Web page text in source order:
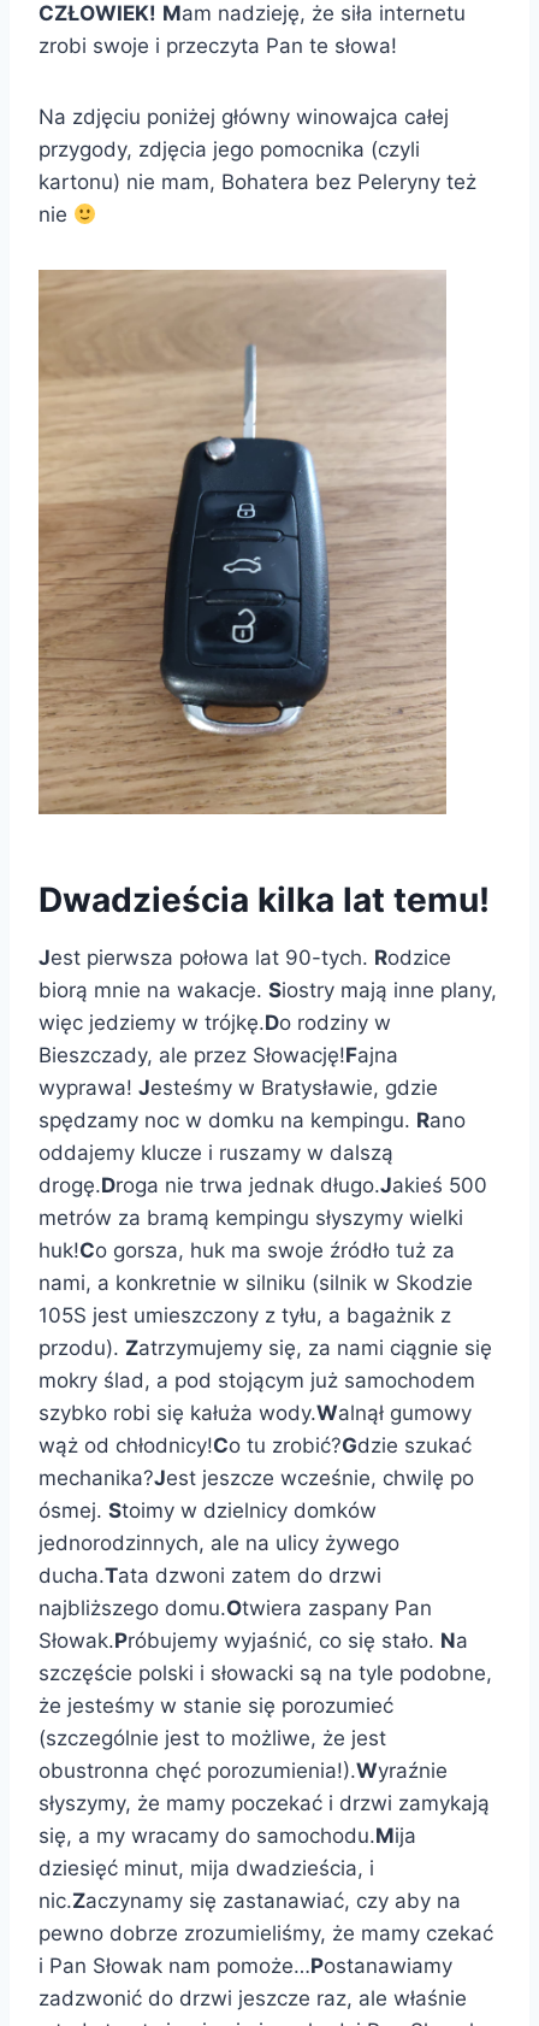
CZŁOWIEK! Mam nadzieję, że siła internetu
zrobi swoje i przeczyta Pan te słowa!
Na zdjęciu poniżej główny winowajca całej
przygody, zdjęcia jego pomocnika (czyli
kartonu) nie mam, Bohatera bez Peleryny też
nie
Dwadzieścia kilka lat temu!
Jest pierwsza połowa lat 90-tych. Rodzice
biorą mnie na wakacje. Siostry mają inne plany,
więc jedziemy w trójkę.Do rodziny w
Bieszczady, ale przez Słowację!Fajna
wyprawa! Jesteśmy w Bratysławie, gdzie
spędzamy noc w domku na kempingu. Rano
oddajemy klucze i ruszamy w dalszą
drogę.Droga nie trwa jednak długo.Jakieś 500
metrów za bramą kempingu słyszymy wielki
huk!Co gorsza, huk ma swoje źródło tuż za
nami, a konkretnie w silniku (silnik w Skodzie
105S jest umieszczony z tyłu, a bagażnik z
przodu). Zatrzymujemy się, za nami ciągnie się
mokry ślad, a pod stojącym już samochodem
szybko robi się kałuża wody.Walnął gumowy
wąż od chłodnicy!Co tu zrobić?Gdzie szukać
mechanika?Jest jeszcze wcześnie, chwilę po
ósmej. Stoimy w dzielnicy domków
jednorodzinnych, ale na ulicy żywego
ducha.Tata dzwoni zatem do drzwi
najbliższego domu.Otwiera zaspany Pan
Słowak.Próbujemy wyjaśnić, co się stało. Na
szczęście polski i słowacki są na tyle podobne,
że jesteśmy w stanie się porozumieć
(szczególnie jest to możliwe, że jest
obustronna chęć porozumienia!).Wyraźnie
słyszymy, że mamy poczekać i drzwi zamykają
się, a my wracamy do samochodu.Mija
dziesięć minut, mija dwadzieścia, i
nic.Zaczynamy się zastanawiać, czy aby na
pewno dobrze zrozumieliśmy, że mamy czekać
i Pan Słowak nam pomoże…Postanawiamy
zadzwonić do drzwi jeszcze raz, ale właśnie